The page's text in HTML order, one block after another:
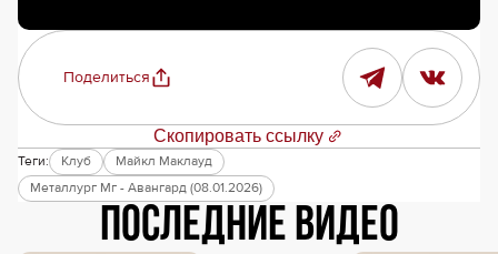
Поделиться
Скопировать ссылку
Теги: Клуб
Майкл Маклауд
Металлург Мг - Авангард (08.01.2026)
Последние видео